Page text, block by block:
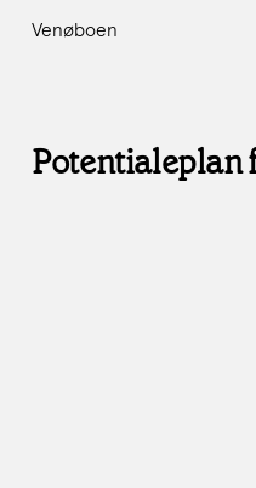
Venøboen
Potentialeplan